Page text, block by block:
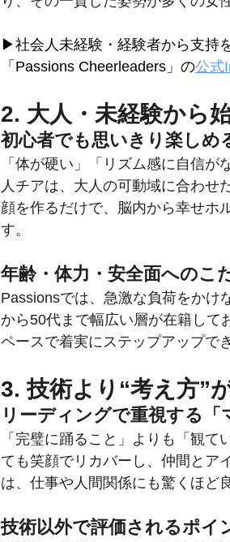
▶社会人未経験・経験者から支持
「Passions Cheerleaders」の公式
2. 大人・未経験から
初心者でも思いきり楽しめ
「体が硬い」「リズム感に自信
人チアは、大人の可動域に合わせ
顔を作るだけで、脳内から幸せホ
す。
年齢・体力・安全面へのこ
Passionsでは、急激な負荷をかけ
から50代まで幅広い層が在籍して
ペースで着実にステップアップで
3. 技術より“考え方”
リーディングで重視する「
「完璧に踊ること」よりも「観
ても笑顔でリカバーし、仲間とア
は、仕事や人間関係にも驚くほど
技術以外で評価されるポイ